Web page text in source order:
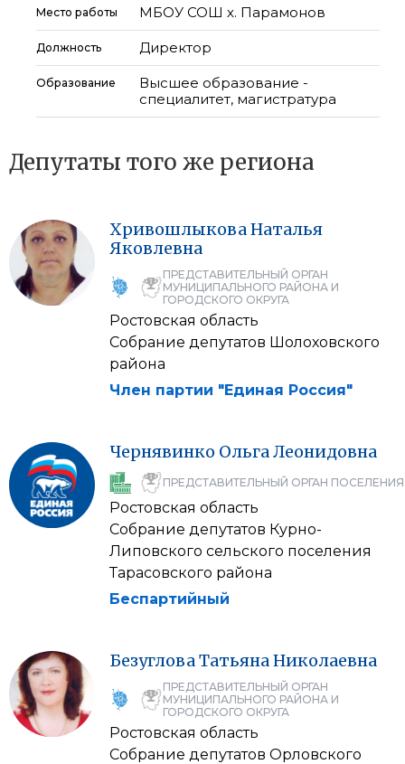
Место работы МБОУ СОШ х. Парамонов
Должность Директор
Образование
Высшее образование -
специалитет, магистратура
Депутаты того же региона
ХривошлыковаНаталья
Яковлевна
ПРЕДСТАВИТЕЛЬНЫЙ ОРГАН
МУНИЦИПАЛЬНОГО РАЙОНА И
ГОРОДСКОГО ОКРУГА
Ростовская область
Собрание депутатов Шолоховского
района
Член партии "Единая Россия"
Чернявинко ОльгаЛеонидовна
ПРЕДСТАВИТЕЛЬНЫЙ ОРГАН ПОСЕЛЕНИЯ
Ростовская область
Собрание депутатов Курно-
Липовского сельского поселения
Тарасовского района
Беспартийный
БезугловаТатьянаНиколаевна
ПРЕДСТАВИТЕЛЬНЫЙ ОРГАН
МУНИЦИПАЛЬНОГО РАЙОНА И
ГОРОДСКОГО ОКРУГА
Ростовская область
Собрание депутатов Орловского